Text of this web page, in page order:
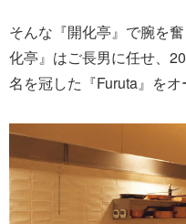
そんな『開化亭』で腕を
化亭』はご長男に任せ、
名を冠した『Furuta』をオ